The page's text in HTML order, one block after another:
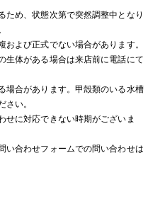
ため、状態次第で突然調整中となり
および正式でない場合があります。
生体がある場合は来店前に電話にて
場合があります。甲殻類のいる水槽
さい。
せに対応できない時期がございま
い合わせフォームでの問い合わせは